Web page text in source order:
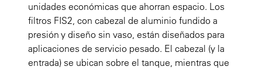
unidades económicas que ahorran espacio. Los
filtros FIS2, con cabezal de aluminio fundido a
presión y diseño sin vaso, están diseñados para
aplicaciones de servicio pesado. El cabezal (y la
entrada) se ubican sobre el tanque, mientras que